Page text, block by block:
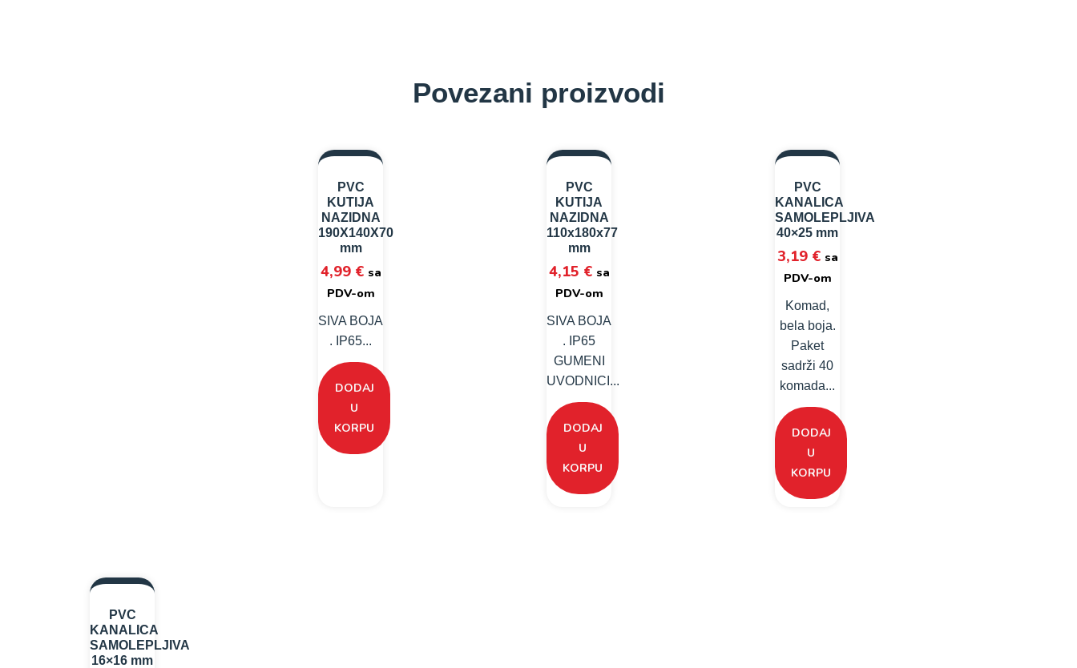
Povezani proizvodi
PVC
KUTIJA
NAZIDNA
190X140X70
mm
4,99 € sa
PDV-om
SIVA BOJA
. IP65...
DODAJ
U
KORPU
PVC
KUTIJA
NAZIDNA
110x180x77
mm
4,15 € sa
PDV-om
SIVA BOJA
. IP65
GUMENI
UVODNICI...
DODAJ
U
KORPU
PVC
KANALICA
SAMOLEPLJIVA
40×25 mm
3,19 € sa
PDV-om
Komad,
bela boja.
Paket
sadrži 40
komada...
DODAJ
U
KORPU
PVC
KANALICA
SAMOLEPLJIVA
16×16 mm